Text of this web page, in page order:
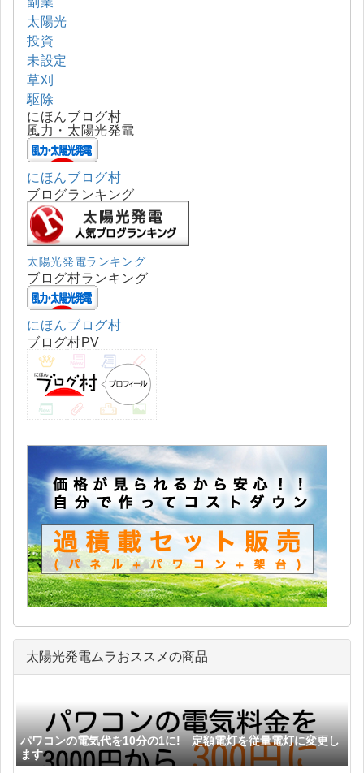
太陽光
投資
未設定
草刈
駆除
にほんブログ村
風力・太陽光発電
にほんブログ村
ブログランキング
太陽光発電ランキング
ブログ村ランキング
にほんブログ村
ブログ村PV
太陽光発電ムラおススメの商品
パワコンの電気代を10分の1に! 定額電灯を従量電灯に変更し
ます